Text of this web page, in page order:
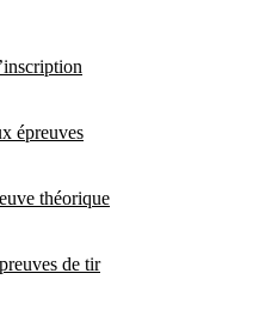
épreuves
théorique
de tir